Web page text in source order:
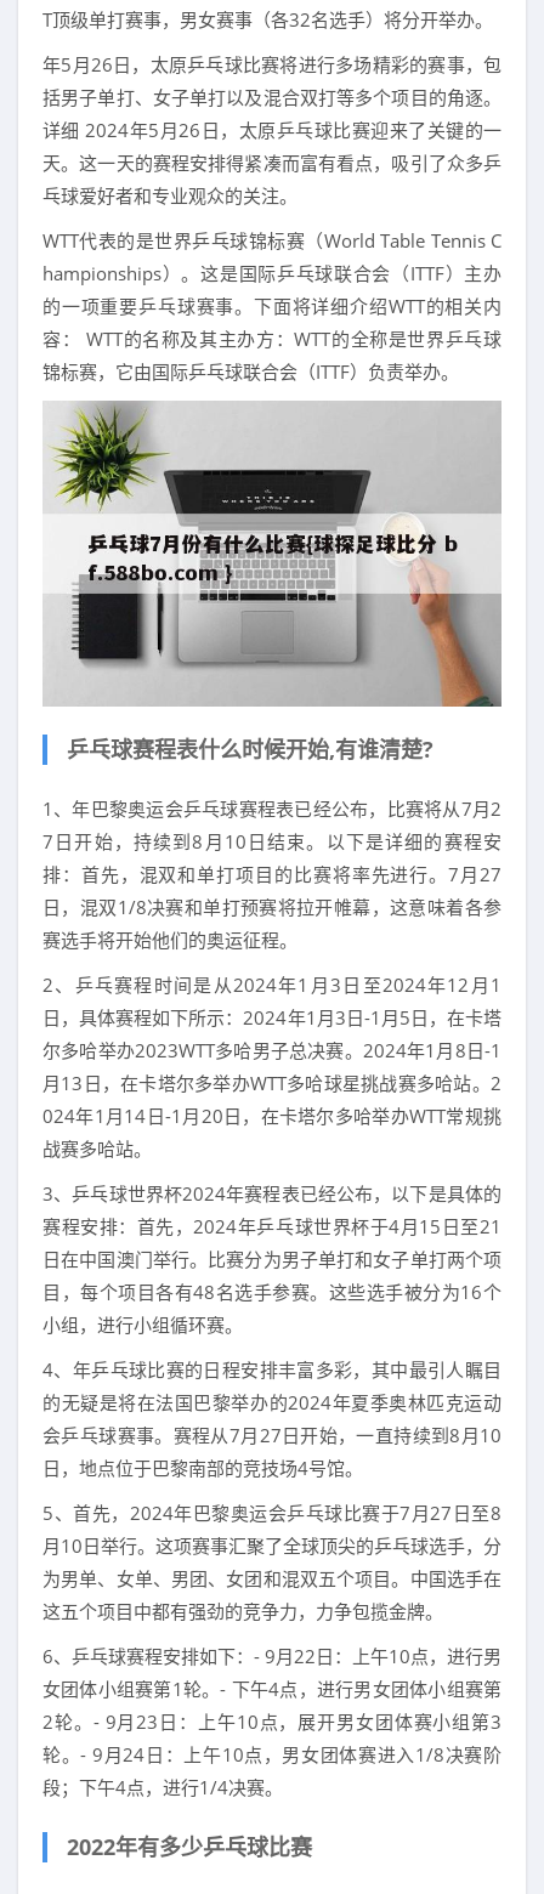
T顶级单打赛事，男女赛事（各32名选手）将分开举办。
年5月26日，太原乒乓球比赛将进行多场精彩的赛事，包
括男子单打、女子单打以及混合双打等多个项目的角逐。
详细 2024年5月26日，太原乒乓球比赛迎来了关键的一
天。这一天的赛程安排得紧凑而富有看点，吸引了众多乒
乓球爱好者和专业观众的关注。
WTT代表的是世界乒乓球锦标赛（World Table Tennis C
hampionships）。这是国际乒乓球联合会（ITTF）主办
的一项重要乒乓球赛事。下面将详细介绍WTT的相关内
容： WTT的名称及其主办方：WTT的全称是世界乒乓球
锦标赛，它由国际乒乓球联合会（ITTF）负责举办。
乒乓球赛程表什么时候开始,有谁清楚?
1、年巴黎奥运会乒乓球赛程表已经公布，比赛将从7月2
7日开始，持续到8月10日结束。以下是详细的赛程安
排：首先，混双和单打项目的比赛将率先进行。7月27
日，混双1/8决赛和单打预赛将拉开帷幕，这意味着各参
赛选手将开始他们的奥运征程。
2、乒乓赛程时间是从2024年1月3日至2024年12月1
日，具体赛程如下所示：2024年1月3日-1月5日，在卡塔
尔多哈举办2023WTT多哈男子总决赛。2024年1月8日-1
月13日，在卡塔尔多举办WTT多哈球星挑战赛多哈站。2
024年1月14日-1月20日，在卡塔尔多哈举办WTT常规挑
战赛多哈站。
3、乒乓球世界杯2024年赛程表已经公布，以下是具体的
赛程安排：首先，2024年乒乓球世界杯于4月15日至21
日在中国澳门举行。比赛分为男子单打和女子单打两个项
目，每个项目各有48名选手参赛。这些选手被分为16个
小组，进行小组循环赛。
4、年乒乓球比赛的日程安排丰富多彩，其中最引人瞩目
的无疑是将在法国巴黎举办的2024年夏季奥林匹克运动
会乒乓球赛事。赛程从7月27日开始，一直持续到8月10
日，地点位于巴黎南部的竞技场4号馆。
5、首先，2024年巴黎奥运会乒乓球比赛于7月27日至8
月10日举行。这项赛事汇聚了全球顶尖的乒乓球选手，分
为男单、女单、男团、女团和混双五个项目。中国选手在
这五个项目中都有强劲的竞争力，力争包揽金牌。
6、乒乓球赛程安排如下：- 9月22日：上午10点，进行男
女团体小组赛第1轮。- 下午4点，进行男女团体小组赛第
2轮。- 9月23日：上午10点，展开男女团体赛小组第3
轮。- 9月24日：上午10点，男女团体赛进入1/8决赛阶
段；下午4点，进行1/4决赛。
2022年有多少乒乓球比赛